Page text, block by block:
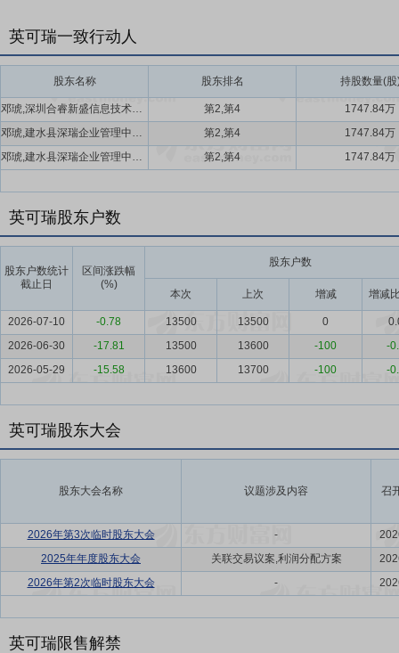
英可瑞一致行动人
股东名称 股东排名 持股数量(股
邓琥,深圳合睿新盛信息技术合伙企业(有限合伙) 第2,第4
1747.84万
邓琥,建水县深瑞企业管理中心(有限合伙)
第2,第4
1747.84万
邓琥,建水县深瑞企业管理中心(有限合伙)
第2,第4 1747.84万
英可瑞股东户数
股东户数统计
截止日
区间涨跌幅
(%)
股东户数
本次 上次 增减 增减
2026-07-10 -0.78 13500 13500 0
2026-06-30
-17.81 13500 13600 -100
-
2026-05-29
-15.58 13600 13700 -100 -
英可瑞股东大会
股东大会名称 议题涉及内容 召
2026年第3次临时股东大会 -
2025年年度股东大会
关联交易议案,利润分配方案
2026年第2次临时股东大会
-
英可瑞限售解禁